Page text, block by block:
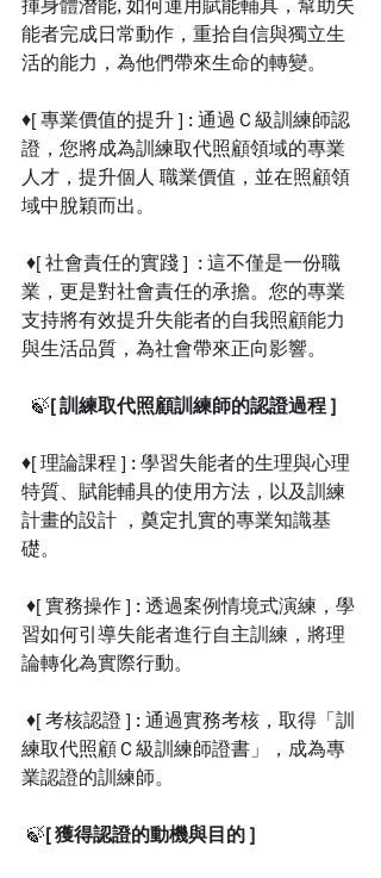
能者完成日常動作，重拾自信與獨立生
活的能力，為他們帶來生命的轉變。
♦️️[ 專業價值的提升 ] : 通過Ｃ級訓練師認
證，您將成為訓練取代照顧領域的專業
人才，提升個人 職業價值，並在照顧領
域中脫穎而出。
♦️[ 社會責任的實踐 ] : 這不僅是一份職
業，更是對社會責任的承擔。您的專業
支持將有效提升失能者的自我照顧能力
與生活品質，為社會帶來正向影響。
🍃[ 訓練取代照顧訓練師的認證過程 ]
♦️[ 理論課程 ] : 學習失能者的生理與心理
特質、賦能輔具的使用方法，以及訓練
計畫的設計 ，奠定扎實的專業知識基
礎。
♦️[ 實務操作 ] : 透過案例情境式演練，學
習如何引導失能者進行自主訓練，將理
論轉化為實際行動。
♦️[ 考核認證 ] : 通過實務考核，取得「訓
練取代照顧Ｃ級訓練師證書」，成為專
業認證的訓練師。
🍃[ 獲得認證的動機與目的 ]